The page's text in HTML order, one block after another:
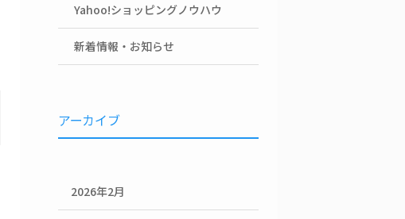
Yahoo!ショッピングノウハウ
新着情報・お知らせ
アーカイブ
2026年2月